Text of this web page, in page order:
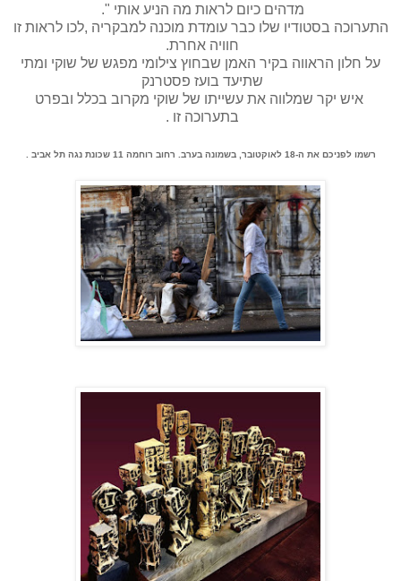
מדהים כיום לראות מה הניע אותי ".
התערוכה בסטודיו שלו כבר עומדת מוכנה למבקריה ,לכו לראות זו
חוויה אחרת.
על חלון הראווה בקיר האמן שבחוץ צילומי מפגש של שוקי ומתי
שתיעד בועז פסטרנק
איש יקר שמלווה את עשייתו של שוקי מקרוב בכלל ובפרט
בתערוכה זו .
רשמו לפניכם את ה-18 לאוקטובר, בשמונה בערב. רחוב רוחמה 11 שכונת נגה תל אביב .